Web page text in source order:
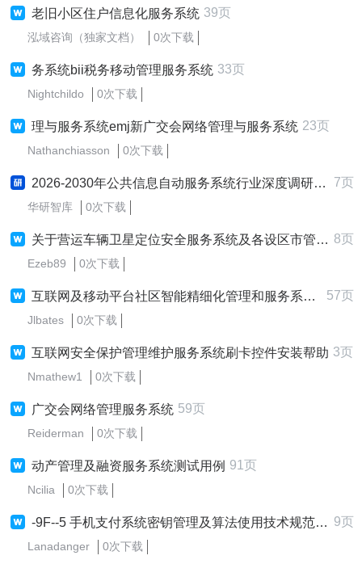
老旧小区住户信息化服务系统 39页
泓域咨询（独家文档） 0次下载
务系统bii税务移动管理服务系统 33页
Nightchildo 0次下载
理与服务系统emj新广交会网络管理与服务系统 23页
Nathanchiasson 0次下载
2026-2030年公共信息自动服务系统行业深度调研与前景趋势预测报告 7页
华研智库 0次下载
关于营运车辆卫星定位安全服务系统及各设区市管理分中心运行情况 8页
Ezeb89 0次下载
互联网及移动平台社区智能精细化管理和服务系统分析报告 57页
Jlbates 0次下载
互联网安全保护管理维护服务系统刷卡控件安装帮助 3页
Nmathew1 0次下载
广交会网络管理服务系统 59页
Reiderman 0次下载
动产管理及融资服务系统测试用例 91页
Ncilia 0次下载
-9F--5 手机支付系统密钥管理及算法使用技术规范 POS服务系统分册V- 9页
Lanadanger 0次下载